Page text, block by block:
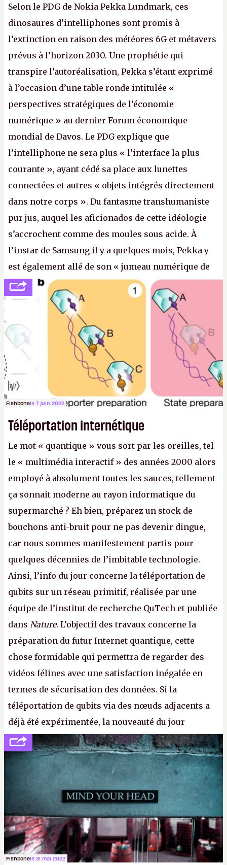
Selon le PDG de Nokia Pekka Lundmark, ces
dinosaures d’intelliphones sont promis à
l’extinction en raison des météores 6G et métavers
prévus à l’horizon 2030. Une prophétie qui
transpire l’autoréalisation, Pekka s’étant exprimé
à l’occasion d’une table ronde intitulée «
perspectives stratégiques de l’économie
numérique » au dernier Forum économique
mondial de Davos. Le PDG explique que
l’intelliphone ne sera plus « l’interface la plus
courante », ayant cédé sa place aux lunettes
connectées et autres « objets intégrés directement
dans notre corps ». Du fantasme transhumaniste
pur jus, auquel les aficionados de cette idéologie
s’accrochent comme des moules sous acide. À
l’instar de Samsung il y a quelques mois, Pekka y
est également allé de son « jumeau numérique de
tout » et de l’importance des metasangsues, qu’il
considère comme «
la prochaine grande plateforme
informatique après le World Wide Web et le mobile
(Crédit photo : Pexels / Pixabay)
Fishbonele 7 juin 2022
Téléportation internétique
Le mot « quantique » vous sort par les oreilles, tel
le « multimédia interactif » des années 2000 alors
employé à absolument toutes les sauces, tellement
ça sonnait moderne au rayon informatique du
supermarché ? Eh bien, préparez un stock de
bouchons anti-bruit pour ne pas devenir dingue,
car nous sommes manifestement partis pour
quelques décennies de l’imbitable technologie.
Ainsi, l’info du jour concerne la téléportation de
qubits sur un réseau primitif, réalisée par une
équipe de l’institut de recherche QuTech et publiée
dans Nature. L’objectif des travaux concerne la
préparation du futur Internet quantique, cette
chose formidable qui permettra de regarder des
vidéos félines avec une satisfaction inégalée en
termes de sécurisation des données. Si la
téléportation de qubits via des nœuds adjacents a
déjà été expérimentée, la nouveauté du jour
concerne le recours à des nœuds distants, pour ne
pas dire un réseau quantique multimédia interactif
(avec l’option Péritel). (
http://cpc.cx/AH432N4
Crédit photo : QuTech / Nature)
Fishbonele 31 mai 2022